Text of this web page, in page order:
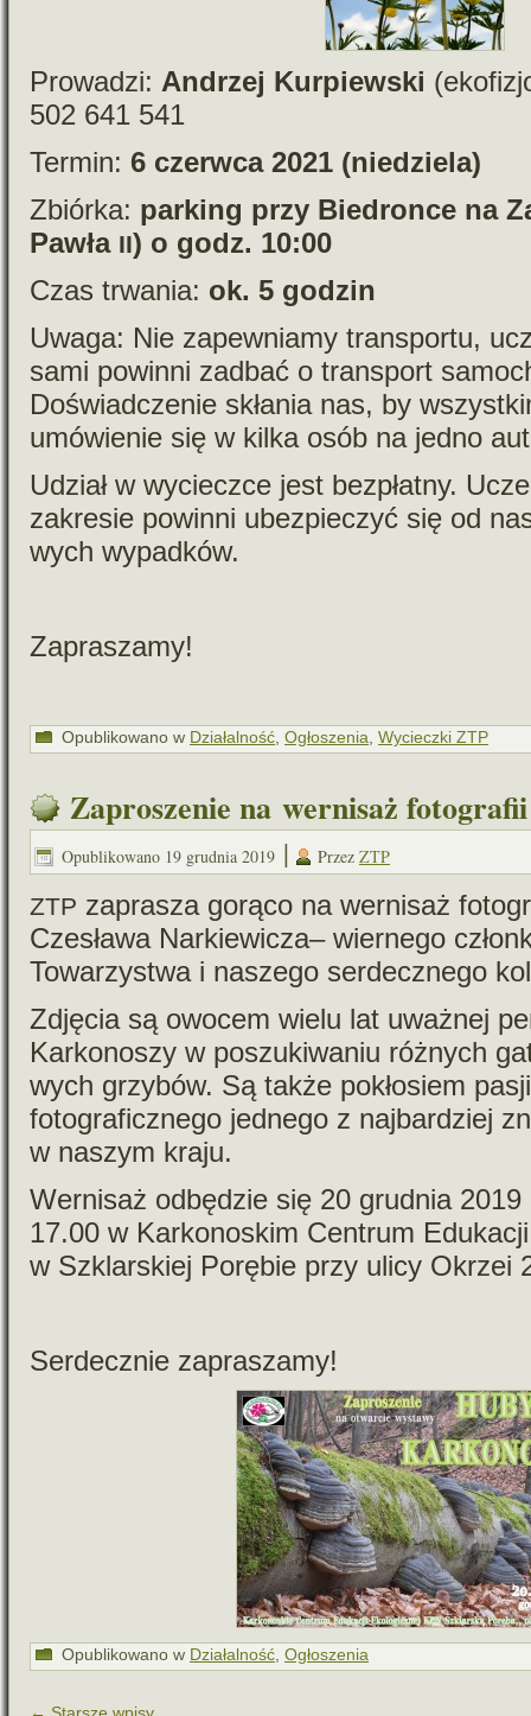
Prowadzi: Andrzej Kurpiewski
502 641 541
Termin: 6 czerwca 2021 (niedziela)
Zbiórka: par­king przy Biedronce na
Pawła II) o godz. 10:00
Czas trwa­nia: ok. 5 godzin
Uwaga: Nie zapew­niamy trans­portu,
sami powinni zadbać o trans­port
Doświadczenie skła­nia nas, by
umó­wie­nie się w kilka osób na jedno
Udział w wycieczce jest bez­płatny.
zakre­sie powinni ubez­pie­czyć się od
wych wypadków.
Zapraszamy!
Opublikowano w Działalność Ogłoszenia Wycieczki ZTP
Zaproszenie na wernisaż
Opublikowano 19 grudnia 2019 | Przez ZTP
ZTP zapra­sza gorąco na wer­ni­saż
Czesława Narkiewicza– wier­nego
Towarzystwa i naszego ser­decz­nego
Zdjęcia są owo­cem wielu lat uważ­nej
Karkonoszy w poszu­ki­wa­niu róż­nych
wych grzybów. Są także pokło­siem
foto­gra­ficz­nego jed­nego z naj­bar­dziej
w naszym kraju.
Wernisaż odbę­dzie się 20 grud­nia
17.00 w Karkonoskim Centrum
w Szklarskiej Porębie przy ulicy Okrzei
Serdecznie zapra­szamy!
Opublikowano w Działalność Ogłoszenia